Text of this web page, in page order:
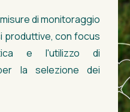
di monitoraggio
produttive, con focus
e l'utilizzo di
la selezione dei